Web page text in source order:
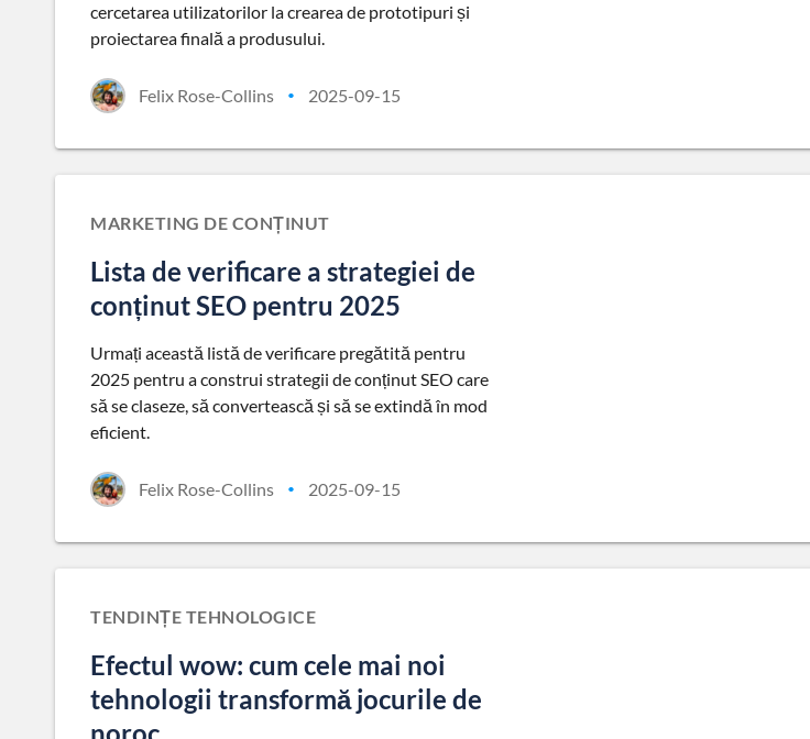
cercetarea utilizatorilor la crearea de prototipuri și
proiectarea finală a produsului.
Felix Rose-Collins • 2025-09-15
MARKETING DE CONȚINUT
Lista de verificare a strategiei de
conținut SEO pentru 2025
Urmați această listă de verificare pregătită pentru
2025 pentru a construi strategii de conținut SEO care
să se claseze, să convertească și să se extindă în mod
eficient.
Felix Rose-Collins • 2025-09-15
TENDINȚE TEHNOLOGICE
Efectul wow: cum cele mai noi
tehnologii transformă jocurile de